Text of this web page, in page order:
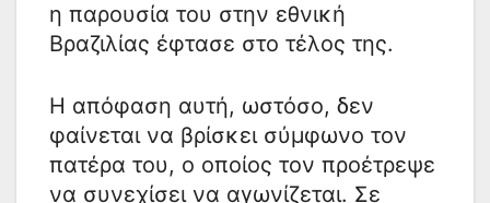
η παρουσία του στην εθνική
Βραζιλίας έφτασε στο τέλος της.
Η απόφαση αυτή, ωστόσο, δεν
φαίνεται να βρίσκει σύμφωνο τον
πατέρα του, ο οποίος τον προέτρεψε
να συνεχίσει να αγωνίζεται. Σε